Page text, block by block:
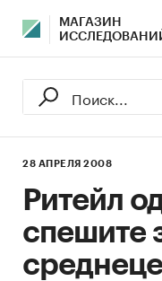
МАГАЗИН
28 АПРЕЛЯ 2008
Ритейл
спешите